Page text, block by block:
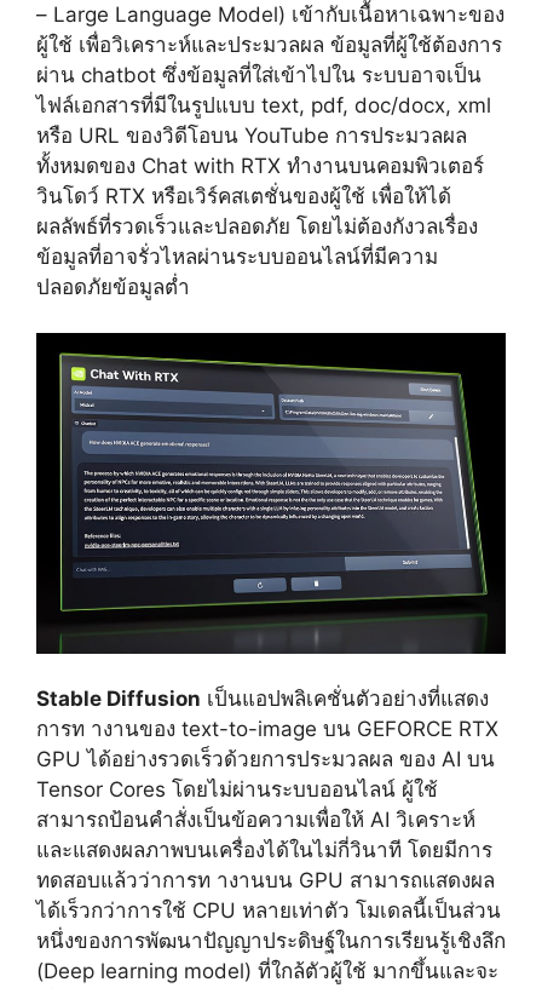
– Large Language Model) เข้ากับเนื้อหาเฉพาะของ
ผู้ใช้ เพื่อวิเคราะห์และประมวลผล ข้อมูลที่ผู้ใช้ต้องการ
ผ่าน chatbot ซึ่งข้อมูลที่ใส่เข้าไปใน ระบบอาจเป็น
ไฟล์เอกสารที่มีในรูปแบบ text, pdf, doc/docx, xml
หรือ URL ของวิดีโอบน YouTube การประมวลผล
ทั้งหมดของ Chat with RTX ทำงานบนคอมพิวเตอร์
วินโดว์ RTX หรือเวิร์คสเตชั่นของผู้ใช้ เพื่อให้ได้
ผลลัพธ์ที่รวดเร็วและปลอดภัย โดยไม่ต้องกังวลเรื่อง
ข้อมูลที่อาจรั่วไหลผ่านระบบออนไลน์ที่มีความ
ปลอดภัยข้อมูลต่ำ
Stable Diffusion เป็นแอปพลิเคชั่นตัวอย่างที่แสดง
การท างานของ text-to-image บน GEFORCE RTX
GPU ได้อย่างรวดเร็วด้วยการประมวลผล ของ AI บน
Tensor Cores โดยไม่ผ่านระบบออนไลน์ ผู้ใช้
สามารถป้อนคำสั่งเป็นข้อความเพื่อให้ AI วิเคราะห์
และแสดงผลภาพบนเครื่องได้ในไม่กี่วินาที โดยมีการ
ทดสอบแล้วว่าการท างานบน GPU สามารถแสดงผล
ได้เร็วกว่าการใช้ CPU หลายเท่าตัว โมเดลนี้เป็นส่วน
หนึ่งของการพัฒนาปัญญาประดิษฐ์ในการเรียนรู้เชิงลึก
(Deep learning model) ที่ใกล้ตัวผู้ใช้ มากขึ้นและจะ